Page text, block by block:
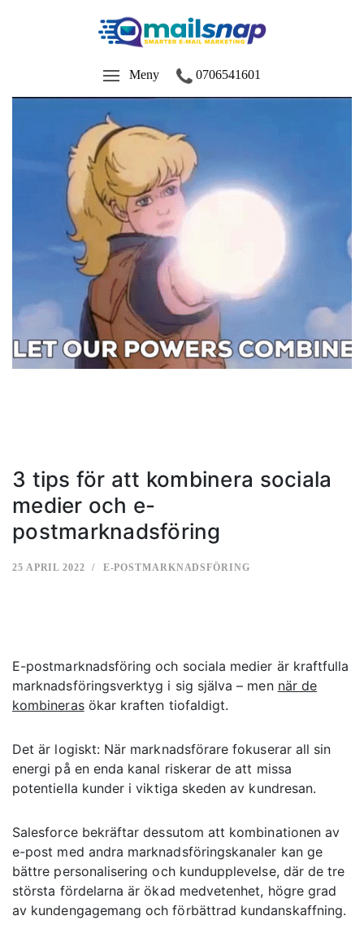
Meny 0706541601
3 tips för att kombinera sociala
medier och e-
postmarknadsföring
25 APRIL 2022 E-POSTMARKNADSFÖRING
E-postmarknadsföring och sociala medier är kraftfulla
marknadsföringsverktyg i sig själva – men när de
kombinerasökar kraften tiofaldigt.
Det är logiskt: När marknadsförare fokuserar all sin
energi på en enda kanal riskerar de att missa
potentiella kunder i viktiga skeden av kundresan.
Salesforce bekräftar dessutom att kombinationen av
e-post med andra marknadsföringskanaler kan ge
bättre personalisering och kundupplevelse, där de tre
största fördelarna är ökad medvetenhet, högre grad
av kundengagemang och förbättrad kundanskaffning.